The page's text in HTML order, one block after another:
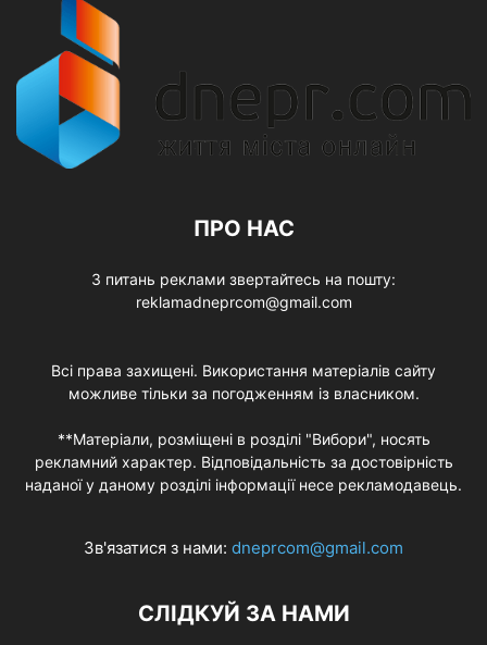
ПРО НАС
З питань реклами звертайтесь на пошту:
reklamadneprcom@gmail.com
Всі права захищені. Використання матеріалів сайту
можливе тільки за погодженням із власником.
**Матеріали, розміщені в розділі "Вибори", носять
рекламний характер. Відповідальність за достовірність
наданої у даному розділі інформації несе рекламодавець.
Зв'язатися з нами: dneprcom@gmail.com
СЛІДКУЙ ЗА НАМИ